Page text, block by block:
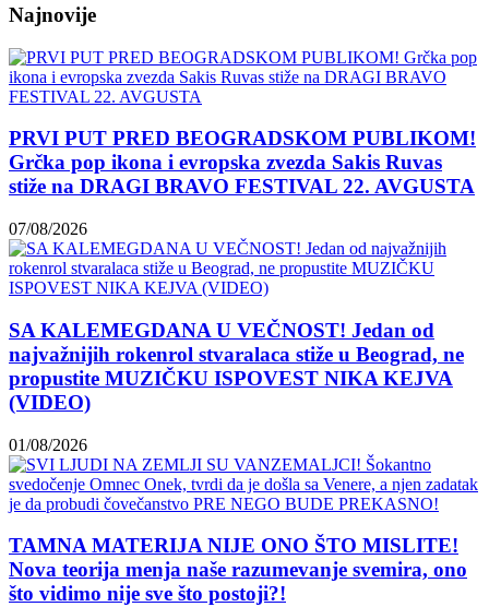
Najnovije
PRVI PUT PRED BEOGRADSKOM PUBLIKOM!
Grčka pop ikona i evropska zvezda Sakis Ruvas
stiže na DRAGI BRAVO FESTIVAL 22. AVGUSTA
07/08/2026
SA KALEMEGDANA U VEČNOST! Jedan od
najvažnijih rokenrol stvaralaca stiže u Beograd, ne
propustite MUZIČKU ISPOVEST NIKA KEJVA
(VIDEO)
01/08/2026
TAMNA MATERIJA NIJE ONO ŠTO MISLITE!
Nova teorija menja naše razumevanje svemira, ono
što vidimo nije sve što postoji?!